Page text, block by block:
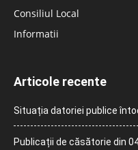
Consiliul Local
Informatii
Articole recente
Situația datoriei publice
Publicații de căsătorie din